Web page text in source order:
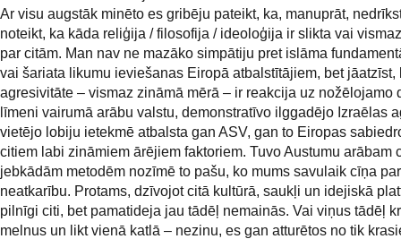
Ar visu augstāk minēto es gribēju pateikt, ka, manuprāt,
noteikt, ka kāda reliģija / filosofija / ideoloģija ir slikta vai
par citām. Man nav ne mazāko simpātiju pret islāma
vai šariata likumu ieviešanas Eiropā atbalstītājiem, bet jāatzīst,
agresivitāte – vismaz zināmā mērā – ir reakcija uz nožēlojamo
līmeni vairumā arābu valstu, demonstratīvo ilggadējo Izraēlas
vietējo lobiju ietekmē atbalsta gan ASV, gan to Eiropas
citiem labi zināmiem ārējiem faktoriem. Tuvo Austumu arābam
jebkādām metodēm nozīmē to pašu, ko mums savulaik cīņa
neatkarību. Protams, dzīvojot citā kultūrā, saukļi un idejiskā
pilnīgi citi, bet pamatideja jau tādēļ nemainās. Vai viņus tādēļ
melnus un likt vienā katlā – nezinu, es gan atturētos no tik